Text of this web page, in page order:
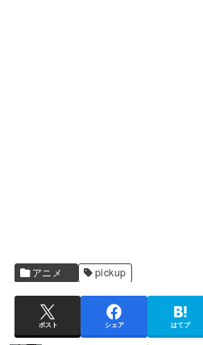
アニメ pickup
ポスト シェア はてブ